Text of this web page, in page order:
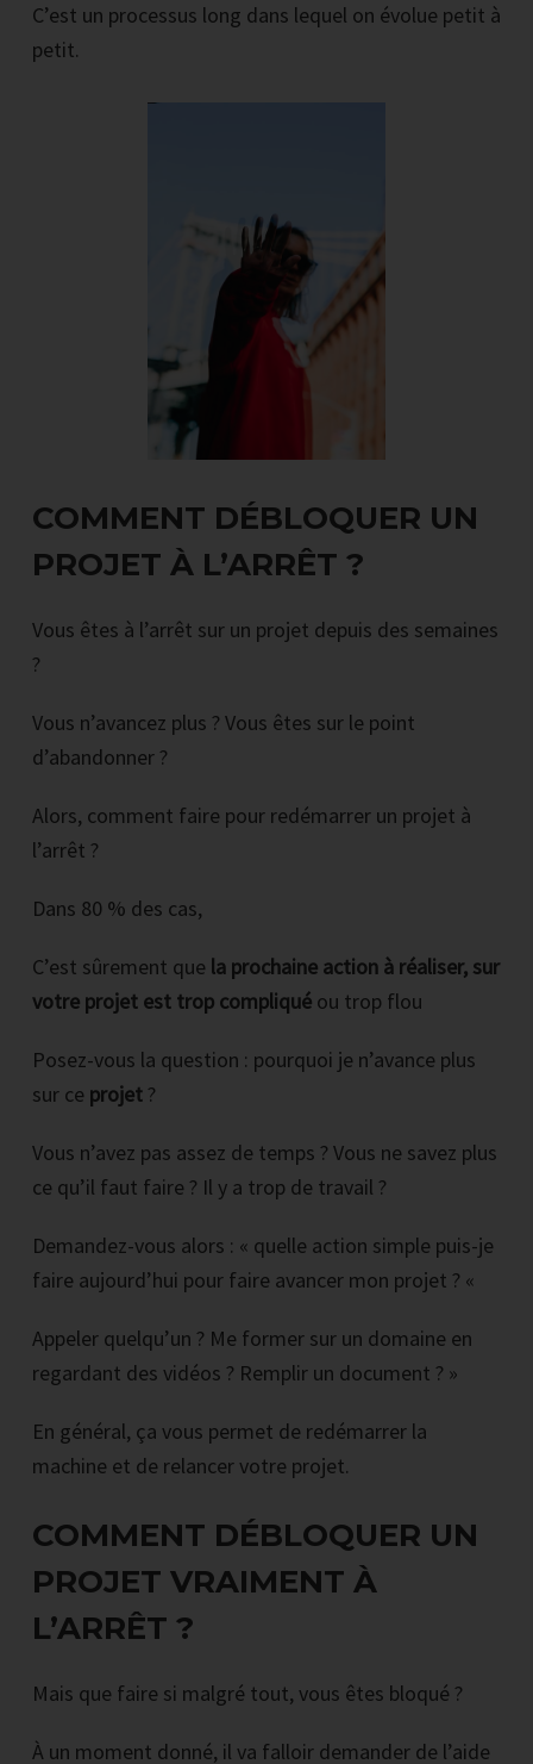
C’est un processus long dans lequel on évolue petit à
petit.
COMMENT DÉBLOQUER UN
PROJET À L’ARRÊT ?
Vous êtes à l’arrêt sur un projet depuis des semaines
?
Vous n’avancez plus ? Vous êtes sur le point
d’abandonner ?
Alors, comment faire pour redémarrer un projet à
l’arrêt ?
Dans 80 % des cas,
C’est sûrement que la prochaine action à réaliser, sur
votre projet est trop compliqué ou trop flou
Posez-vous la question : pourquoi je n’avance plus
sur ce projet ?
Vous n’avez pas assez de temps ? Vous ne savez plus
ce qu’il faut faire ? Il y a trop de travail ?
Demandez-vous alors : « quelle action simple puis-je
faire aujourd’hui pour faire avancer mon projet ? «
Appeler quelqu’un ? Me former sur un domaine en
regardant des vidéos ? Remplir un document ? »
En général, ça vous permet de redémarrer la
machine et de relancer votre projet.
COMMENT DÉBLOQUER UN
PROJET VRAIMENT À
L’ARRÊT ?
Mais que faire si malgré tout, vous êtes bloqué ?
À un moment donné, il va falloir demander de l’aide